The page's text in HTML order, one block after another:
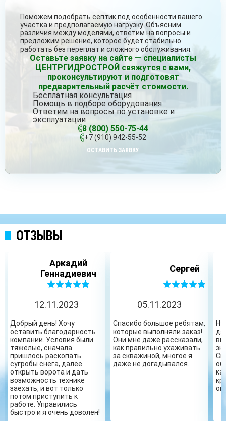
Поможем подобрать септик под особенности вашего
участка и предполагаемую нагрузку. Объясним
различия между моделями, ответим на вопросы и
предложим решение, которое будет стабильно
работать без переплат и сложного обслуживания.
Оставьте заявку на сайте — специалисты
ЦЕНТРГИДРОСТРОЙ свяжутся с вами,
проконсультируют и подготовят
предварительный расчёт стоимости.
Бесплатная консультация
Помощь в подборе оборудования
Ответим на вопросы по установке и
эксплуатации
8 (800) 550-75-44
+7 (910) 942-55-52
ОСТАВИТЬ ЗАЯВКУ
ОТЗЫВЫ
Аркадий
Геннадиевич
12.11.2023
Добрый день! Хочу
оставить благодарность
компании. Условия были
тяжёлые, сначала
пришлось раскопать
сугробы снега, далее
открыть ворота и дать
возможность технике
заехать, и вот только
потом приступить к
работе. Управились
быстро и я очень доволен!
Сергей
05.11.2023
Спасибо большое ребятам,
которые выполняли заказ!
Они мне даже рассказали,
как правильно ухаживать
за скважиной, многое я
даже не догадывался.